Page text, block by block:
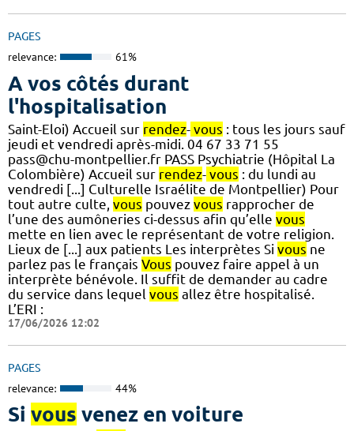
PAGES
relevance: 61%
A vos côtés durant
l'hospitalisation
Saint-Eloi) Accueil sur rendez- vous : tous les jours sauf
jeudi et vendredi après-midi. 04 67 33 71 55
pass@chu-montpellier.fr PASS Psychiatrie (Hôpital La
Colombière) Accueil sur rendez- vous : du lundi au
vendredi [...] Culturelle Israélite de Montpellier) Pour
tout autre culte, vous pouvez vous rapprocher de
l’une des aumôneries ci-dessus afin qu’elle vous
mette en lien avec le représentant de votre religion.
Lieux de [...] aux patients Les interprètes Si vous ne
parlez pas le français Vous pouvez faire appel à un
interprète bénévole. Il suffit de demander au cadre
du service dans lequel vous allez être hospitalisé.
L’ERI :
17/06/2026 12:02
PAGES
relevance: 44%
Si vous venez en voiture